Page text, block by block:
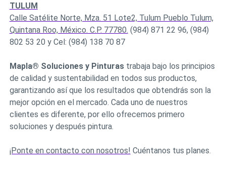
TULUM
Calle Satélite Norte, Mza. 51 Lote2, Tulum Pueblo Tulum,
Quintana Roo, México. C.P. 77780. (984) 871 22 96, (984)
802 53 20 y Cel: (984) 138 70 87
Mapla® Soluciones y Pinturas trabaja bajo los principios
de calidad y sustentabilidad en todos sus productos,
garantizando así que los resultados que obtendrás son la
mejor opción en el mercado. Cada uno de nuestros
clientes es diferente, por ello ofrecemos primero
soluciones y después pintura.
¡Ponte en contacto con nosotros! Cuéntanos tus planes.